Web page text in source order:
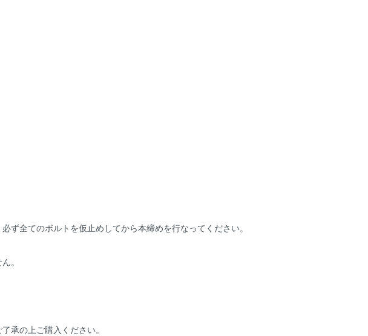
全てのボルトを仮止めしてから本締めを行なってください。
。
承の上ご購入ください。